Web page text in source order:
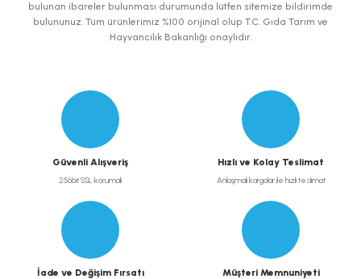
bulunan ibareler bulunması durumunda lütfen sitemize bildirimde
bulununuz. Tüm ürünlerimiz %100 orijinal olup T.C. Gıda Tarım ve
Hayvancılık Bakanlığı onaylıdır.
Güvenli Alışveriş
256bit SSL korumalı
Hızlı ve Kolay Teslimat
Anlaşmalı kargolar ile hızlı teslimat
İade ve Değişim Fırsatı Müşteri Memnuniyeti